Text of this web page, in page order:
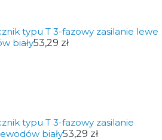
typu T 3-fazowy zasilanie lewe
biały53,29 zł
typu T 3-fazowy zasilanie
biały53,29 zł